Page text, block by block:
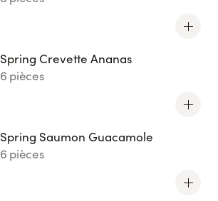
Spring Crevette Ananas
6 pièces
Spring Saumon Guacamole
6 pièces